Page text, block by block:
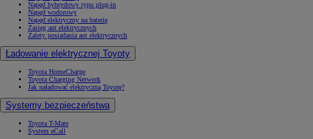
Napęd hybrydowy typu plug-in
Napęd wodorowy
Napęd elektryczny na baterię
Zasięg aut elektrycznych
Zalety posiadania aut elektrycznych
Ładowanie elektrycznej Toyoty
Toyota HomeCharge
Toyota Charging Network
Jak naładować elektryczną Toyotę?
Systemy bezpieczeństwa
Toyota T-Mate
System eCall